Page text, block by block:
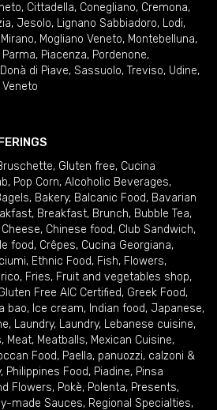
, Cittadella, Conegliano, Cremona,
, Jesolo, Lignano Sabbiadoro, Lodi,
Mirano, Mogliano Veneto, Montebelluna,
Parma, Piacenza, Pordenone,
di Piave, Sassuolo, Treviso, Udine,
, Gluten free, Cucina
, Pop Corn, Alcoholic Beverages,
, Bakery, Balcanic Food, Bavarian
, Breakfast, Brunch, Bubble Tea,
Cheese, Chinese food, Club Sandwich,
food, Crêpes, Cucina Georgiana,
, Ethnic Food, Fish, Flowers,
, Fries, Fruit and vegetables shop,
Free AIC Certified, Greek Food,
bao, Ice cream, Indian food, Japanese,
, Laundry, Laundry, Lebanese cuisine,
, Meat, Meatballs, Mexican Cuisine,
Food, Paella, panuozzi, calzoni &
, Philippines Food, Piadine, Pinsa
Flowers, Pokè, Polenta, Presents,
made Sauces, Regional Specialties,